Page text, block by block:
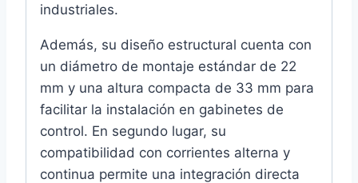
industriales.
Además, su diseño estructural cuenta con
un diámetro de montaje estándar de 22
mm y una altura compacta de 33 mm para
facilitar la instalación en gabinetes de
control. En segundo lugar, su
compatibilidad con corrientes alterna y
continua permite una integración directa